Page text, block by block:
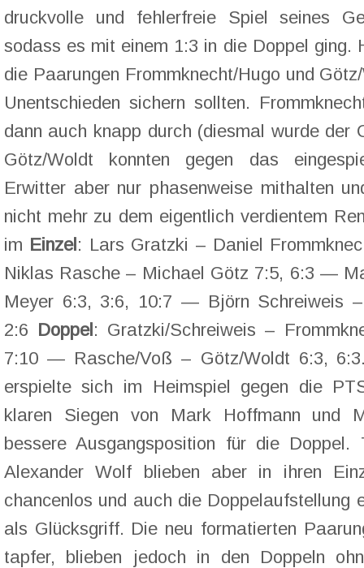
druckvolle und fehlerfreie Spiel seines
sodass es mit einem 1:3 in die Doppel ging.
die Paarungen Frommknecht/Hugo und
Unentschieden sichern sollten.
dann auch knapp durch (diesmal wurde der
Götz/Woldt konnten gegen das
Erwitter aber nur phasenweise mithalten
nicht mehr zu dem eigentlich verdientem
im Einzel : Lars Gratzki – Daniel
Niklas Rasche – Michael Götz 7:5, 6:3 —
Meyer 6:3, 3:6, 10:7 — Björn Schreiweis
2:6 Doppel : Gratzki/Schreiweis –
7:10 — Rasche/Voß – Götz/Woldt 6:3,
erspielte sich im Heimspiel gegen die
klaren Siegen von Mark Hoffmann und
bessere Ausgangsposition für die Doppel.
Alexander Wolf blieben aber in ihren
chancenlos und auch die Doppelaufstellung
als Glücksgriff. Die neu formatierten
tapfer, blieben jedoch in den Doppeln